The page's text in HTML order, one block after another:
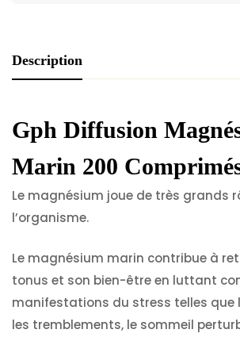
Description
Gph Diffusion
Marin 200
Le magnésium joue de très grands
l’organisme.
Le magnésium marin contribue à
tonus et son bien-être en luttant
manifestations du stress telles que
les tremblements, le sommeil